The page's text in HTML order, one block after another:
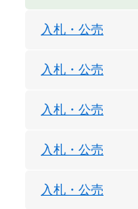
入札・公売
入札・公売
入札・公売
入札・公売
入札・公売